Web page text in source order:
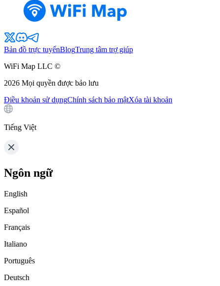
Bản đồ trực tuyếnBlogTrung tâm trợ giúp
WiFi Map LLC ©
2026 Mọi quyền được bảo lưu
Điều khoản sử dụngChính sách bảo mậtXóa tài khoản
Tiếng Việt
Ngôn ngữ
English
Español
Français
Italiano
Português
Deutsch